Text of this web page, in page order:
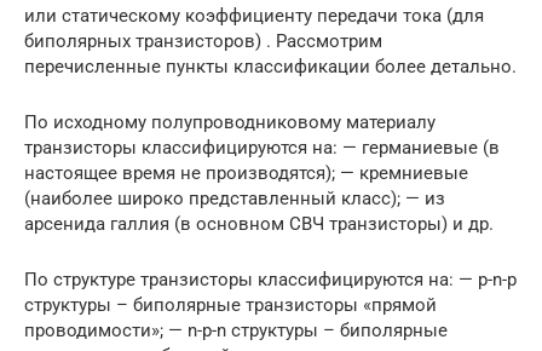
или статическому коэффициенту передачи тока (для
биполярных транзисторов) . Рассмотрим
перечисленные пункты классификации более детально.
По исходному полупроводниковому материалу
транзисторы классифицируются на: — германиевые (в
настоящее время не производятся); — кремниевые
(наиболее широко представленный класс); — из
арсенида галлия (в основном СВЧ транзисторы) и др.
По структуре транзисторы классифицируются на: — p-n-p
структуры – биполярные транзисторы «прямой
проводимости»; — n-p-n структуры – биполярные